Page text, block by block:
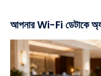
আপনার Wi-Fi ডেটাকে